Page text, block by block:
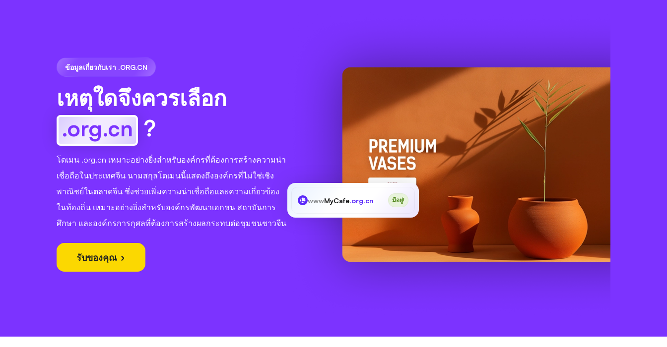
ข้อมูลเกี่ยวกับเรา .ORG.CN
เหตุใดจึงควรเลือก
.org.cn ?
โดเมน .org.cn เหมาะอย่างยิ่งสำหรับองค์กรที่ต้องการสร้างความน่า
เชื่อถือในประเทศจีน นามสกุลโดเมนนี้แสดงถึงองค์กรที่ไม่ใช่เชิง
พาณิชย์ในตลาดจีน ซึ่งช่วยเพิ่มความน่าเชื่อถือและความเกี่ยวข้อง
ในท้องถิ่น เหมาะอย่างยิ่งสำหรับองค์กรพัฒนาเอกชน สถาบันการ
ศึกษา และองค์กรการกุศลที่ต้องการสร้างผลกระทบต่อชุมชนชาวจีน
รับของคุณ
wwwMyCafe.org.cn มีอยู่!